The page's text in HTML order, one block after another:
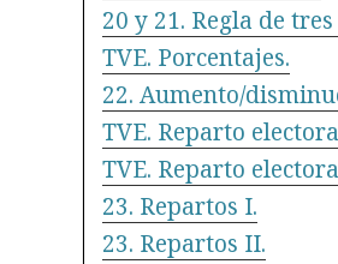
20 y 21. Regla de tres
TVE. Porcentajes.
22. Aumento/
TVE. Reparto
TVE. Reparto
23. Repartos I.
23. Repartos II.